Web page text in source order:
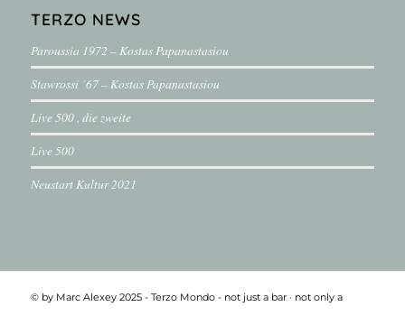
TERZO NEWS
Paroussia 1972 – Kostas Papanastasiou
Stawrossi ´67 – Kostas Papanastasiou
Live 500 , die zweite
Live 500
Neustart Kultur 2021
© by Marc Alexey 2025 - Terzo Mondo - not just a bar ·­ not only a